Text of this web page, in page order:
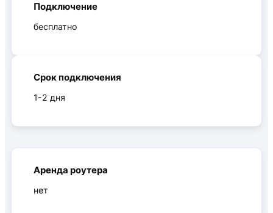
Подключение
бесплатно
Срок подключения
1-2 дня
Аренда роутера
нет